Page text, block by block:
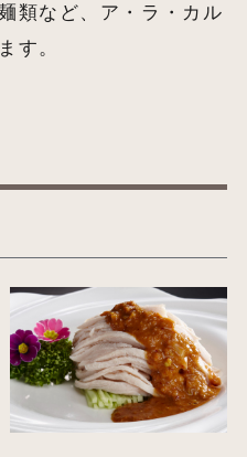
類など、ア・ラ・カル
す。